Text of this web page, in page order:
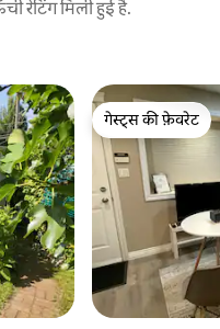
रेटिंग मिली हुई है.
गेस्ट्स की फ़ेवरेट
गेस्ट्स की फ़ेवरेट